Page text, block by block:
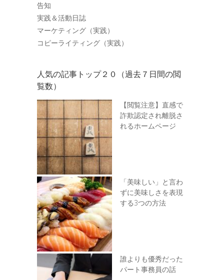
告知
実践＆活動日誌
マーケティング（実践）
コピーライティング（実践）
人気の記事トップ２０（過去７日間の閲
覧数）
【閲覧注意】直感で
詐欺認定され離脱さ
れるホームページ
「美味しい」と言わ
ずに美味しさを表現
する3つの方法
誰よりも優秀だった
パート事務員の話